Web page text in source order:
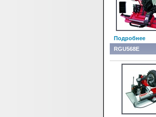
Подробнее
RGU568E